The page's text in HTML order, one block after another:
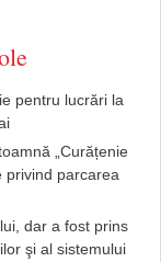
pentru lucrări la
„Curățenie
privind parcarea
dar a fost prins
şi al sistemului